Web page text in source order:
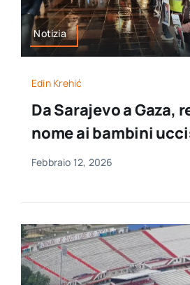
Ita
Notizia
Edin Krehić
Da Sarajevo a Gaza,
nome ai bambini
Febbraio 12, 2026